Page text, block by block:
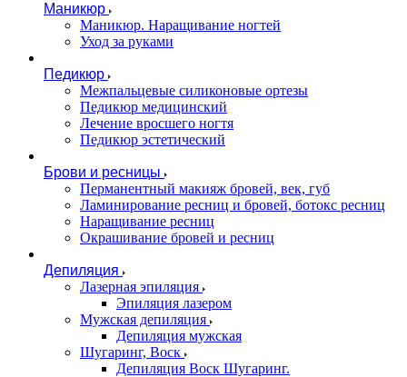
Маникюр
Маникюр. Наращивание ногтей
Уход за руками
Педикюр
Межпальцевые силиконовые ортезы
Педикюр медицинский
Лечение вросшего ногтя
Педикюр эстетический
Брови и ресницы
Перманентный макияж бровей, век, губ
Ламинирование ресниц и бровей, бoтoкс ресниц
Наращивание ресниц
Окрашивание бровей и ресниц
Депиляция
Лазерная эпиляция
Эпиляция лазером
Мужская депиляция
Депиляция мужская
Шугаринг, Воск
Депиляция Воск Шугаринг.